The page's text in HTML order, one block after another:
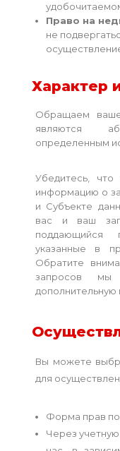
Право на
не
Характер
Обращаем
являются
определенным
Убедитесь, что
информацию о
и Субъекте
вас и ваш
поддающийся
указанные в
Обратите
запросов
Вы можете
для
Форма прав
Через